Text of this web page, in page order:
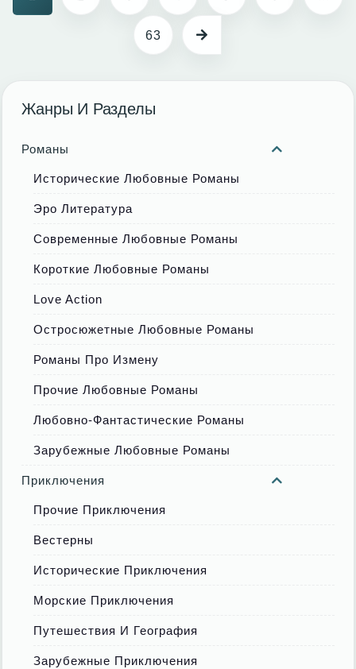
63
Жанры И Разделы
Романы
Исторические Любовные Романы
Эро Литература
Современные Любовные Романы
Короткие Любовные Романы
Love Action
Остросюжетные Любовные Романы
Романы Про Измену
Прочие Любовные Романы
Любовно-Фантастические Романы
Зарубежные Любовные Романы
Приключения
Прочие Приключения
Вестерны
Исторические Приключения
Морские Приключения
Путешествия И География
Зарубежные Приключения